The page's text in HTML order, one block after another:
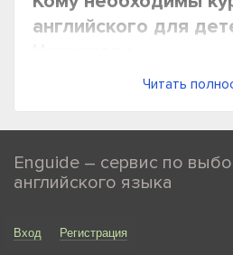
английского для
Курсы английского для детей в
нужна правильная основа.
Учеников начальной и
углубленным изучением
Читать
Enguide – сервис по
английского языка
Вход Регистрация